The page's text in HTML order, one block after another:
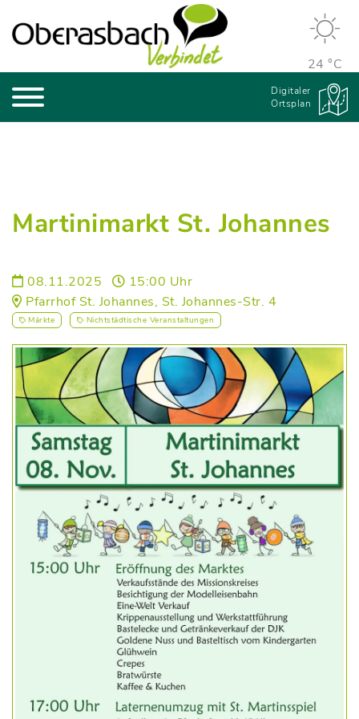
24 °C
Digitaler
Ortsplan
Martinimarkt St. Johannes
08.11.2025
15:00 Uhr
Pfarrhof St. Johannes, St. Johannes-Str. 4
Märkte Nichtstädtische Veranstaltungen